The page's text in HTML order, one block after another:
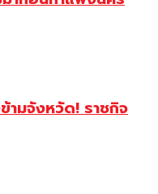
ามจังหวัด! ราชกิจ